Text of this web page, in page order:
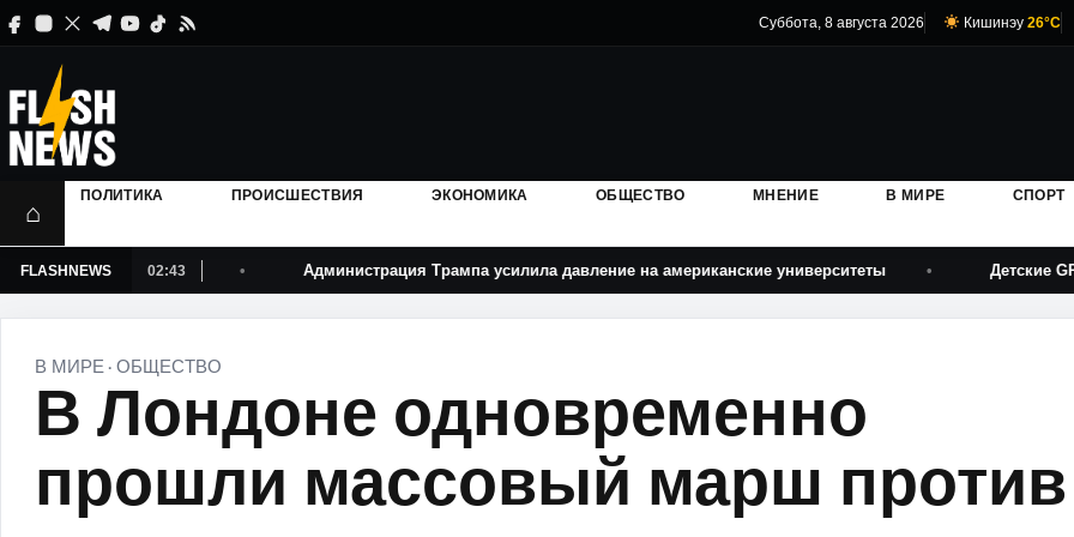
Суббота, 8 августа 2026 Кишинэу 26°C
⌂
ПОЛИТИКА ПРОИСШЕСТВИЯ ЭКОНОМИКА ОБЩЕСТВО МНЕНИЕ В МИРЕ СПОРТ
FLASHNEWS 02:43
рабочих виз Администрация Трампа усилила давление на американские университеты Детские GPS-
В МИРЕ · ОБЩЕСТВО
В Лондоне одновременно
прошли массовый марш против